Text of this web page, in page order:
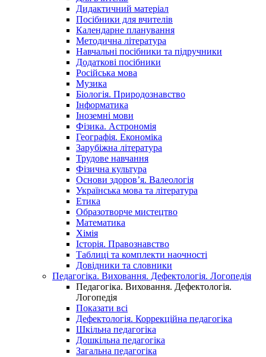
Дидактичний матеріал
Посібники для вчителів
Календарне планування
Методична література
Навчальні посібники та підручники
Додаткові посібники
Російська мова
Музика
Біологія. Природознавство
Інформатика
Іноземні мови
Фізика. Астрономія
Географія. Економіка
Зарубіжна література
Трудове навчання
Фізична культура
Основи здоров’я. Валеологія
Українська мова та література
Етика
Образотворче мистецтво
Математика
Хімія
Історія. Правознавство
Таблиці та комплекти наочності
Довідники та словники
Педагогіка. Виховання. Дефектологія. Логопедія
Педагогіка. Виховання. Дефектологія.
Логопедія
Показати всі
Дефектологія. Коррекційна педагогіка
Шкільна педагогіка
Дошкільна педагогіка
Загальна педагогіка